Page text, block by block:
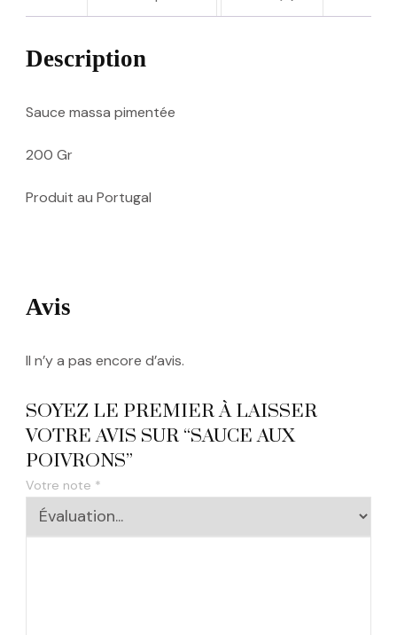
Description
Sauce massa pimentée
200 Gr
Produit au Portugal
Avis
Il n’y a pas encore d’avis.
SOYEZ LE PREMIER À LAISSER
VOTRE AVIS SUR “SAUCE AUX
POIVRONS”
Votre note *